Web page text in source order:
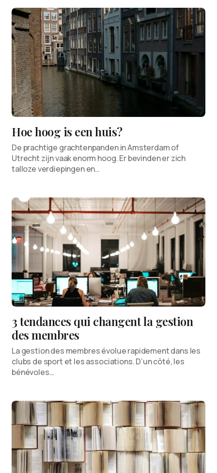
Hoe hoog is een huis?
De prachtige grachtenpanden in Amsterdam of
Utrecht zijn vaak enorm hoog. Er bevinden er zich
talloze verdiepingen en…
3 tendances qui changent la gestion
des membres
La gestion des membres évolue rapidement dans les
clubs de sport et les associations. D’un côté, les
bénévoles…